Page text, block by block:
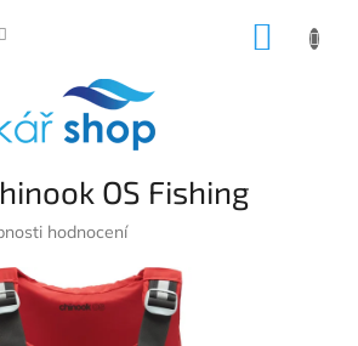
OS Fishing
hodnocení